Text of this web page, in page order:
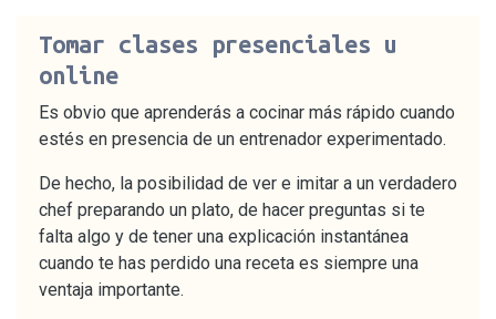
Tomar clases presenciales u
online
Es obvio que aprenderás a cocinar más rápido cuando
estés en presencia de un entrenador experimentado.
De hecho, la posibilidad de ver e imitar a un verdadero
chef preparando un plato, de hacer preguntas si te
falta algo y de tener una explicación instantánea
cuando te has perdido una receta es siempre una
ventaja importante.